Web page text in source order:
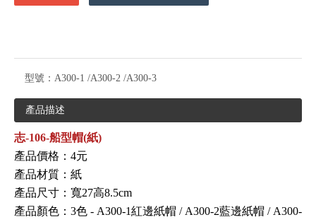
型號： A300-1 /A300-2 /A300-3
產品描述
志-106-船型帽(紙)
產品價格：4元
產品材質：紙
產品尺寸 ：寬27高8.5cm
產品顏色：3色 - A300-1紅邊紙帽 / A300-2藍邊紙帽 / A300-